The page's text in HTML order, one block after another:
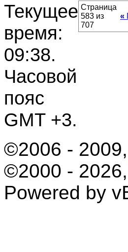
Текущее
время:
09:38.
Часовой
пояс
GMT +3.
Страница
583 из
707
«
©2006 - 2009,
©2000 -
Powered by